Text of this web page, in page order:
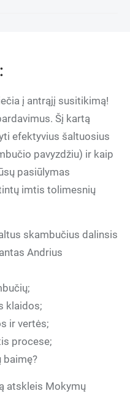
į antrąjį susitikimą!
Šį kartą
efektyvius šaltuosius
pavyzdžiu) ir kaip
pasiūlymas
imtis tolimesnių
skambučius dalinsis
Andrius
klaidos;
ir vertės;
procese;
baimę?
atskleis Mokymų